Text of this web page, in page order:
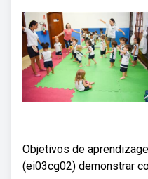
Objetivos de
(ei03cg02) demonstrar